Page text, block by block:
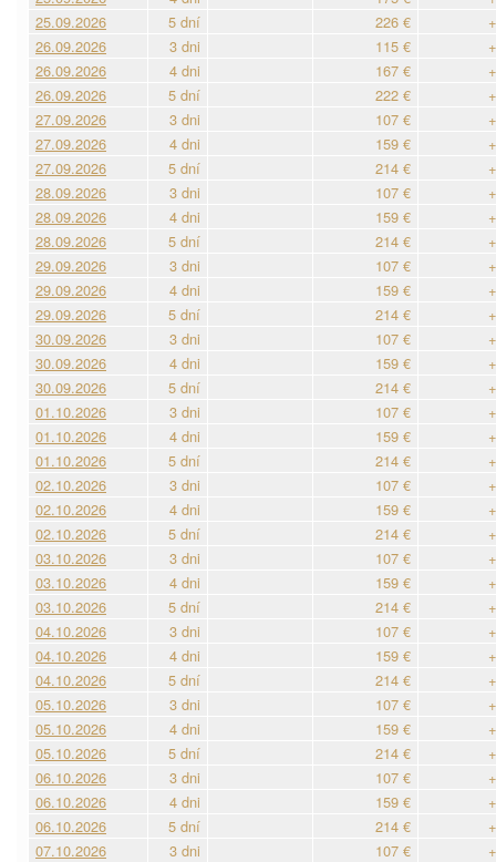
25.09.2026
5 dní 226 €
26.09.2026
3 dni 115 €
26.09.2026
4 dni 167 €
26.09.2026
5 dní 222 €
27.09.2026
3 dni 107 €
27.09.2026
4 dni 159 €
27.09.2026
5 dní 214 €
28.09.2026
3 dni 107 €
28.09.2026
4 dni 159 €
28.09.2026
5 dní 214 €
29.09.2026
3 dni 107 €
29.09.2026
4 dni 159 €
29.09.2026
5 dní 214 €
30.09.2026
3 dni 107 €
30.09.2026
4 dni 159 €
30.09.2026
5 dní 214 €
01.10.2026
3 dni 107 €
01.10.2026
4 dni 159 €
01.10.2026
5 dní 214 €
02.10.2026
3 dni 107 €
02.10.2026
4 dni 159 €
02.10.2026
5 dní 214 €
03.10.2026
3 dni 107 €
03.10.2026
4 dni 159 €
03.10.2026
5 dní 214 €
04.10.2026
3 dni 107 €
04.10.2026
4 dni 159 €
04.10.2026
5 dní 214 €
05.10.2026
3 dni 107 €
05.10.2026
4 dni 159 €
05.10.2026
5 dní 214 €
06.10.2026
3 dni 107 €
06.10.2026
4 dni 159 €
06.10.2026
5 dní 214 €
07.10.2026
3 dni 107 €